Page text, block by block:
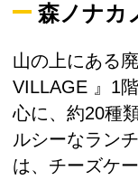
森ノナカ
山の上にある
VILLAGE 』1
心に、約20種
ルシーなラン
は、チーズケ